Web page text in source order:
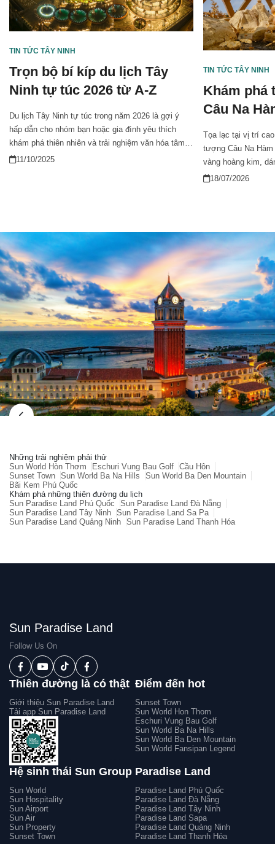
TIN TỨC TÂY NINH
Trọn bộ bí kíp du lịch Tây
Ninh tự túc 2026 từ A-Z
Du lịch Tây Ninh tự túc trong năm 2026 là gợi ý
hấp dẫn cho nhóm bạn hoặc gia đình yêu thích
khám phá thiên nhiên và trải nghiệm văn hóa tâm
linh đặc sắc. Từ hành trình chinh phục núi Bà Đen,
11/10/2025
TIN TỨC TÂY NINH
Khám phá
Câu Na
Đen ở Tây
Tọa lạc tại vị trí
tượng Câu Na
vàng hoàng kim,
gốc cây sung và
18/07/2026
Những trải nghiệm phải thử
Sun World Hòn Thơm
Eschuri Vung Bau Golf Cầu Hôn
Sunset Town Sun World Ba Na Hills
Sun World Ba Den Mountain
Bãi Kem Phú Quốc
Khám phá những thiên đường du lịch
Sun Paradise Land Phú Quốc
Sun Paradise Land Đà Nẵng
Sun Paradise Land Tây Ninh Sun Paradise Land Sa Pa
Sun Paradise Land Quảng Ninh Sun Paradise Land Thanh Hóa
Sun Paradise Land
Follow Us On
Thiên đường là có thật
Giới thiệu Sun Paradise Land
Tải app Sun Paradise Land
Điểm đến hot
Sunset Town
Sun World Hon Thom
Eschuri Vung Bau Golf
Sun World Ba Na Hills
Sun World Ba Den Mountain
Sun World Fansipan Legend
Hệ sinh thái Sun Group
Sun World
Sun Hospitality
Sun Airport
Sun Air
Sun Property
Sunset Town
Paradise Land
Paradise Land Phú Quốc
Paradise Land Đà Nẵng
Paradise Land Tây Ninh
Paradise Land Sapa
Paradise Land Quảng Ninh
Paradise Land Thanh Hóa